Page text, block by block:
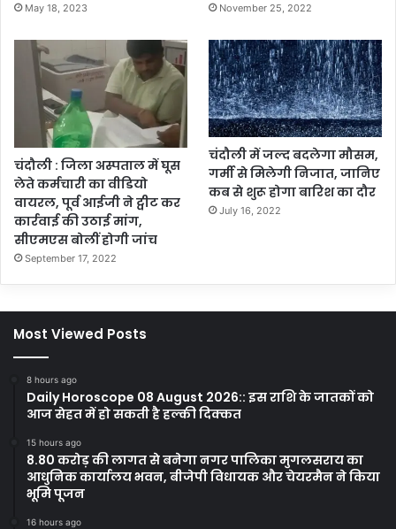
May 18, 2023 November 25, 2022
चंदौली : जिला अस्पताल में घूस
लेते कर्मचारी का वीडियो
वायरल, पूर्व आईजी ने ट्वीट कर
कार्रवाई की उठाई मांग,
सीएमएस बोलीं होगी जांच
September 17, 2022
चंदौली में जल्द बदलेगा मौसम,
गर्मी से मिलेगी निजात, जानिए
कब से शुरू होगा बारिश का दौर
July 16, 2022
Most Viewed Posts
8 hours ago
Daily Horoscope 08 August 2026:: इस राशि के जातकों को
आज सेहत में हो सकती है हल्की दिक्कत
15 hours ago
8.80 करोड़ की लागत से बनेगा नगर पालिका मुगलसराय का
आधुनिक कार्यालय भवन, बीजेपी विधायक और चेयरमैन ने किया
भूमि पूजन
16 hours ago